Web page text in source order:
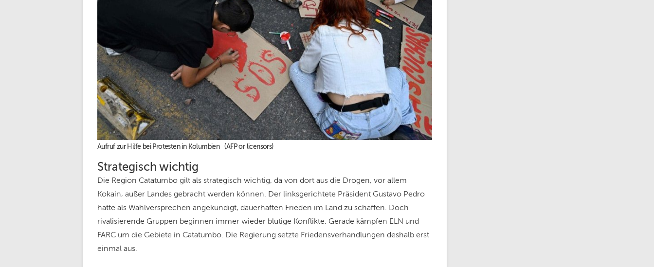
Aufruf zur Hilfe bei Protesten in Kolumbien (AFP or licensors)
Strategisch wichtig
Die Region Catatumbo gilt als strategisch wichtig, da von dort aus die Drogen, vor allem
Kokain, außer Landes gebracht werden können. Der linksgerichtete Präsident Gustavo Pedro
hatte als Wahlversprechen angekündigt, dauerhaften Frieden im Land zu schaffen. Doch
rivalisierende Gruppen beginnen immer wieder blutige Konflikte. Gerade kämpfen ELN und
FARC um die Gebiete in Catatumbo. Die Regierung setzte Friedensverhandlungen deshalb erst
einmal aus.